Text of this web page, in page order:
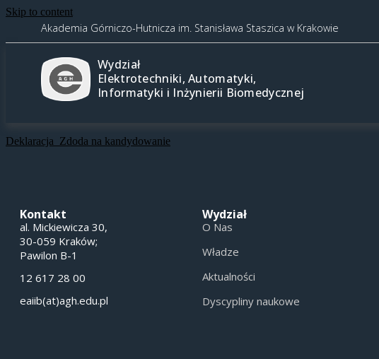
Skip to content
Akademia Górniczo-Hutnicza im. Stanisława Staszica w Krakowie
Wydział
Elektrotechniki, Automatyki,
Informatyki i Inżynierii Biomedycznej
Deklaracja_Zdoda na kandydowanie
Kontakt
al. Mickiewicza 30,
30-059 Kraków;
Pawilon B-1
12 617 28 00
eaiib(at)agh.edu.pl
Wydział
O Nas
Władze
Aktualności
Dyscypliny naukowe